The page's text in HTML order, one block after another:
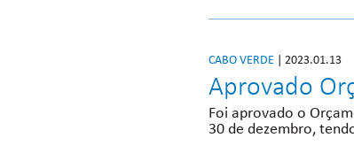
CABO VERDE | 2023.01.13
Aprovado
Foi aprovado o
30 de dezembro,